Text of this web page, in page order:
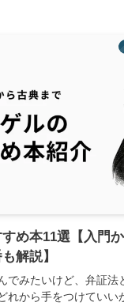
め本11選【入門
解説】
でみたいけど、弁証法
れから手をつけていい